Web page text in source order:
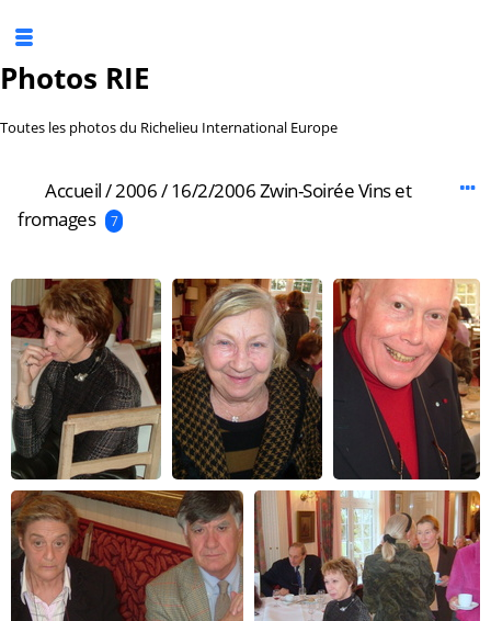
Photos RIE
Toutes les photos du Richelieu International Europe
Accueil/2006/16/2/2006 Zwin-Soirée Vins et
fromages
7